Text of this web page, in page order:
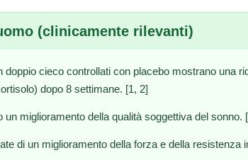
(clinicamente rilevanti)
doppio cieco controllati con placebo mostrano una
dopo 8 settimane. [1, 2]
un miglioramento della qualità soggettiva del sonno.
di un miglioramento della forza e della resistenza